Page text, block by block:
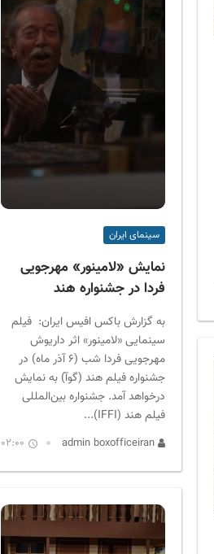
سینمای ایران
نمایش «لامینور» مهرجویی
فردا در جشنواره هند
به گزارش باکس افیس ایران: فیلم
سینمایی «لامینور» اثر داریوش
مهرجویی فردا شب (۶ آذر ماه) در
جشنواره فیلم هند (گوآ) به نمایش
درخواهد آمد. جشنواره بین‌المللی
فیلم هند (IFFI)...
admin boxofficeiran
02:00